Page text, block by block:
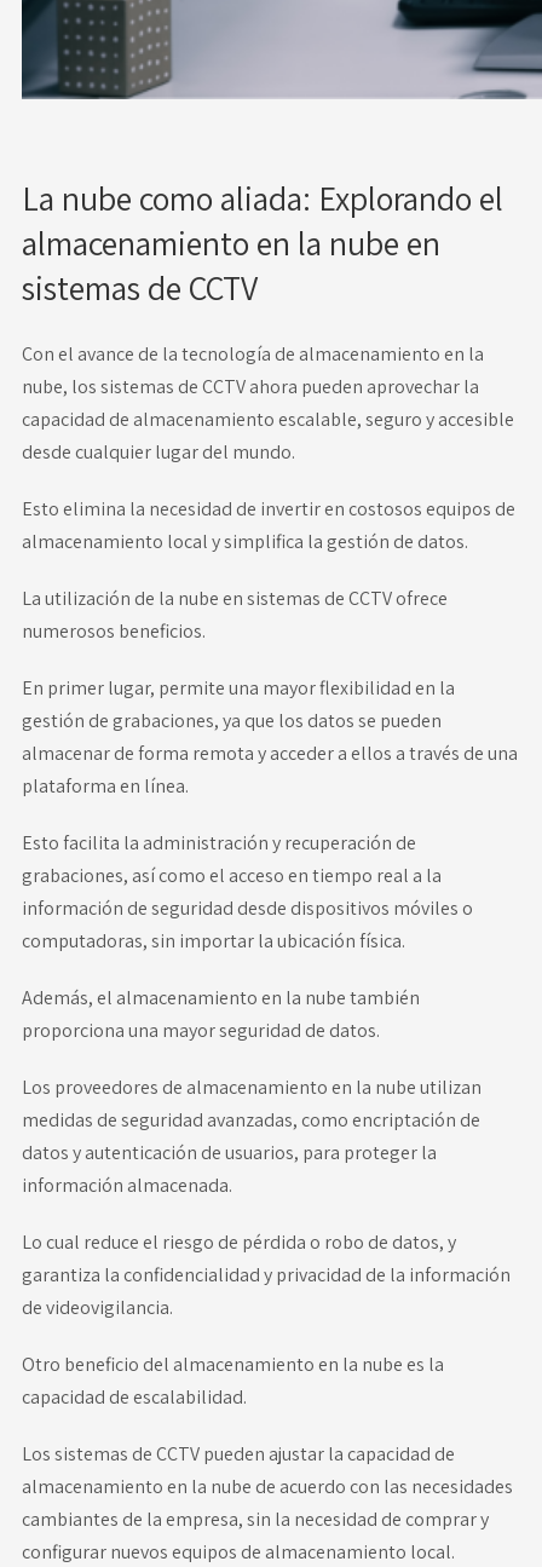
La nube como aliada: Explorando el
almacenamiento en la nube en
sistemas de CCTV
Con el avance de la tecnología de almacenamiento en la
nube, los sistemas de CCTV ahora pueden aprovechar la
capacidad de almacenamiento escalable, seguro y accesible
desde cualquier lugar del mundo.
Esto elimina la necesidad de invertir en costosos equipos de
almacenamiento local y simplifica la gestión de datos.
La utilización de la nube en sistemas de CCTV ofrece
numerosos beneficios.
En primer lugar, permite una mayor flexibilidad en la
gestión de grabaciones, ya que los datos se pueden
almacenar de forma remota y acceder a ellos a través de una
plataforma en línea.
Esto facilita la administración y recuperación de
grabaciones, así como el acceso en tiempo real a la
información de seguridad desde dispositivos móviles o
computadoras, sin importar la ubicación física.
Además, el almacenamiento en la nube también
proporciona una mayor seguridad de datos.
Los proveedores de almacenamiento en la nube utilizan
medidas de seguridad avanzadas, como encriptación de
datos y autenticación de usuarios, para proteger la
información almacenada.
Lo cual reduce el riesgo de pérdida o robo de datos, y
garantiza la confidencialidad y privacidad de la información
de videovigilancia.
Otro beneficio del almacenamiento en la nube es la
capacidad de escalabilidad.
Los sistemas de CCTVpueden ajustar la capacidad de
almacenamiento en la nube de acuerdo con las necesidades
cambiantes de la empresa, sin la necesidad de comprar y
configurar nuevos equipos de almacenamiento local.